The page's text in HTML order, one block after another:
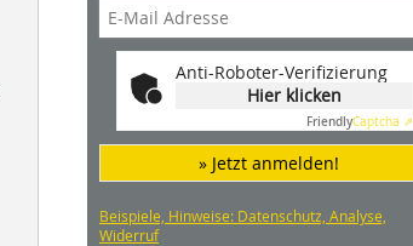
Anti-Roboter-Verifizierung
Hier klicken
FriendlyCaptcha ⇗
» Jetzt anmelden!
Beispiele, Hinweise: Datenschutz, Analyse,
Widerruf